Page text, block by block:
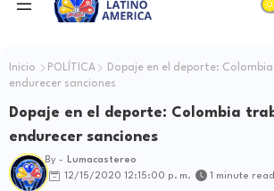
Inicio POLÍTICA
Dopaje en el deporte:
endurecer sanciones
Dopaje en el deporte: Colombia
endurecer sanciones
By -
Lumacastereo
12/15/2020 12:15:00 p. m.
1 minute read